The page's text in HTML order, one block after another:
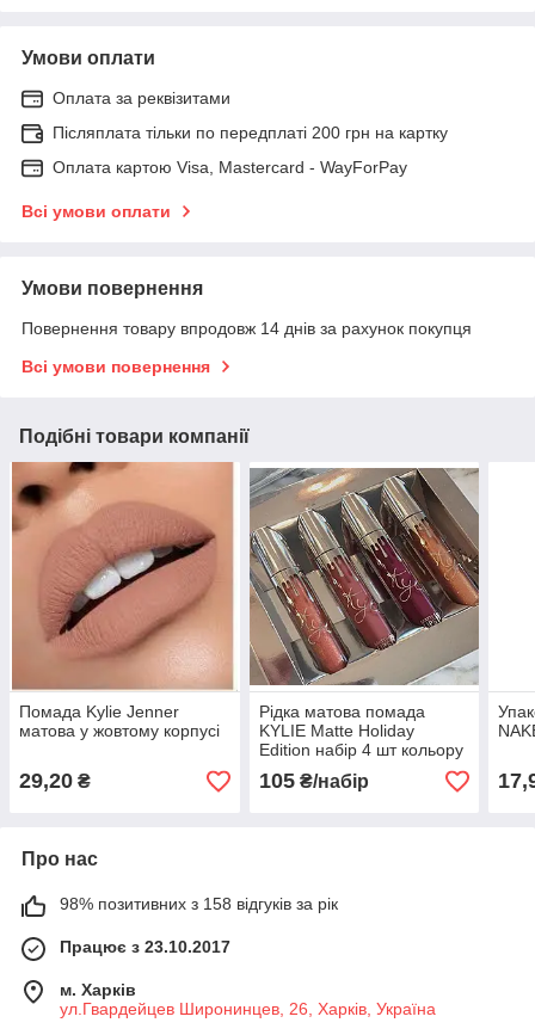
Умови оплати
Оплата за реквізитами
Післяплата тільки по передплаті 200 грн на картку
Оплата картою Visa, Mastercard - WayForPay
Всі умови оплати
Умови повернення
Повернення товару впродовж 14 днів за рахунок покупця
Всі умови повернення
Подібні товари компанії
Помада Kylie Jenner
матова у жовтому корпусі
29,20 ₴
Рідка матова помада
KYLIE Matte Holiday
Edition набір 4 шт кольору
105₴/набір
Про нас
98% позитивних з 158 відгуків за рік
Працює з 23.10.2017
м. Харків
ул.Гвардейцев Широнинцев, 26, Харків, Україна